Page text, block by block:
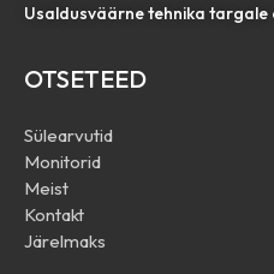
Usaldusväärne tehnika targale
OTSETEED
Sülearvutid
Monitorid
Meist
Kontakt
Järelmaks